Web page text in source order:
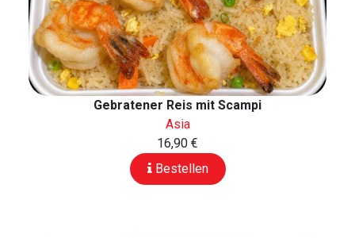
Gebratener Reis mit Scampi
Asia
16,90 €
Bestellen